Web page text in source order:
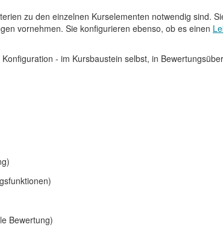
zu den einzelnen Kurselementen notwendig sind.
vornehmen. Sie konfigurieren ebenso, ob es einen
- im Kursbaustein selbst, in
Bewertung)